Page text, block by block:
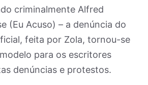
criminalmente Alfred
(Eu Acuso) – a denúncia do
feita por Zola, tornou-se
para os escritores
denúncias e protestos.